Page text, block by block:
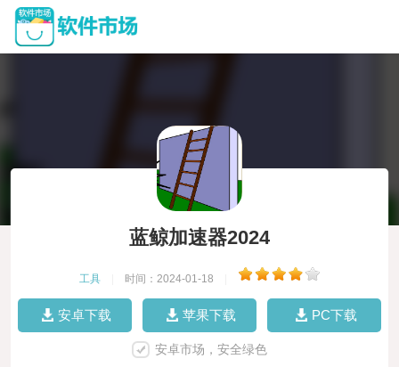
蓝鲸加速器2024
工具 时间：2024-01-18
安卓下载 苹果下载 PC下载
安卓市场，安全绿色